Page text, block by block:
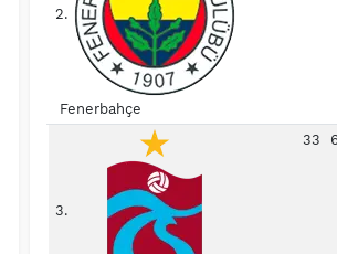
2.
Fenerbahçe
3.
33